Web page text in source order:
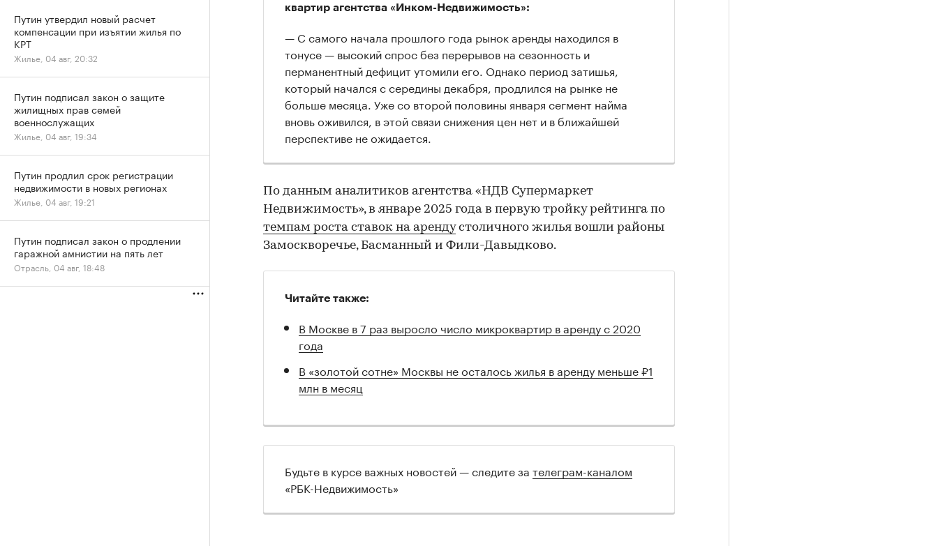
квартир агентства «Инком-Недвижимость»:
— С самого начала прошлого года рынок аренды находился в
тонусе — высокий спрос без перерывов на сезонность и
перманентный дефицит утомили его. Однако период затишья,
который начался с середины декабря, продлился на рынке не
больше месяца. Уже со второй половины января сегмент найма
вновь оживился, в этой связи снижения цен нет и в ближайшей
перспективе не ожидается.
По данным аналитиков агентства «НДВ Супермаркет
Недвижимость», в январе 2025 года в первую тройку рейтинга по
темпам роста ставок на арендустоличного жилья вошли районы
Замоскворечье, Басманный и Фили-Давыдково.
Читайте также:
В Москве в 7 раз выросло число микроквартир в аренду с 2020
года
В «золотой сотне» Москвы не осталось жилья в аренду меньше ₽1
млн в месяц
Будьте в курсе важных новостей — следите за телеграм-каналом
«РБК-Недвижимость»
Путин утвердил новый расчет
компенсации при изъятии жилья по
КРТ
Жилье, 04 авг, 20:32
Путин подписал закон о защите
жилищных прав семей
военнослужащих
Жилье, 04 авг, 19:34
Путин продлил срок регистрации
недвижимости в новых регионах
Жилье, 04 авг, 19:21
Путин подписал закон о продлении
гаражной амнистии на пять лет
Отрасль, 04 авг, 18:48